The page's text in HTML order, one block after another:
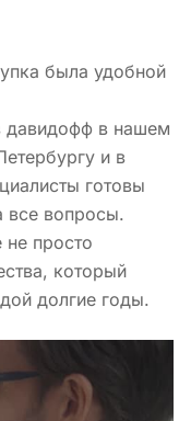
была удобной
давидофф в нашем
и в
готовы
все вопросы.
просто
который
долгие годы.